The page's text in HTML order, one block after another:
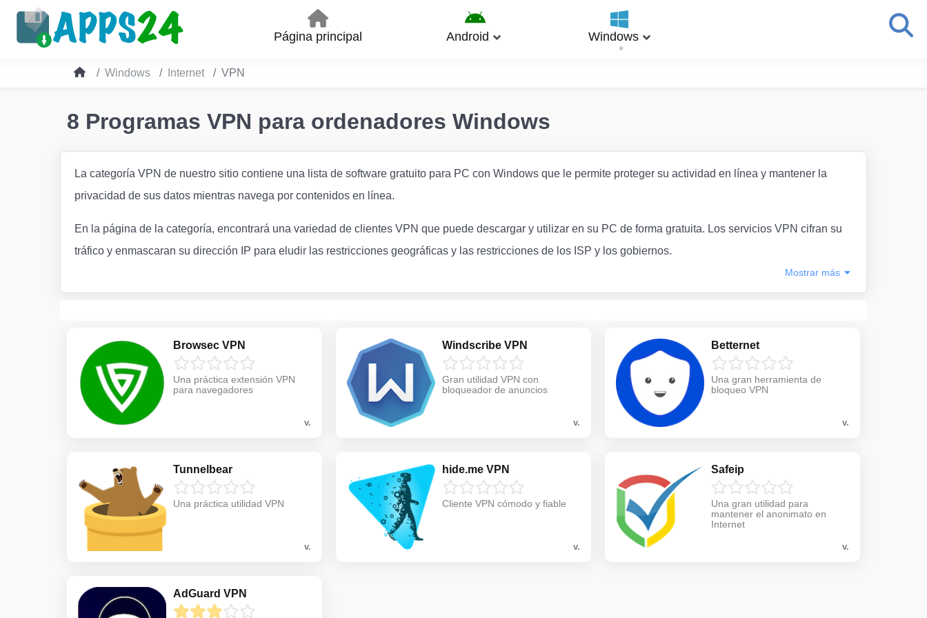
Página principal Android Windows
Windows Internet VPN
8 Programas VPN para ordenadores Windows
La categoría VPN de nuestro sitio contiene una lista de software gratuito para PC con Windows que le permite proteger su actividad en línea y mantener la
privacidad de sus datos mientras navega por contenidos en línea.
En la página de la categoría, encontrará una variedad de clientes VPN que puede descargar y utilizar en su PC de forma gratuita. Los servicios VPN cifran su
tráfico y enmascaran su dirección IP para eludir las restricciones geográficas y las restricciones de los ISP y los gobiernos.
Mostrar más
Browsec VPN
Una práctica extensión VPN
para navegadores
v.
Windscribe VPN
Gran utilidad VPN con
bloqueador de anuncios
v.
Betternet
Una gran herramienta de
bloqueo VPN
v.
Tunnelbear
Una práctica utilidad VPN
v.
hide.me VPN
Cliente VPN cómodo y fiable
v.
Safeip
Una gran utilidad para
mantener el anonimato en
Internet
v.
AdGuard VPN